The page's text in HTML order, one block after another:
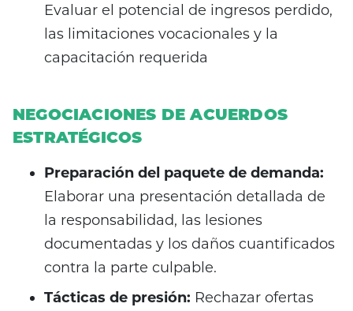
Evaluar el potencial de ingresos perdido,
las limitaciones vocacionales y la
capacitación requerida
NEGOCIACIONES DE ACUERDOS
ESTRATÉGICOS
Preparación del paquete de demanda:
Elaborar una presentación detallada de
la responsabilidad, las lesiones
documentadas y los daños cuantificados
contra la parte culpable.
Tácticas de presión: Rechazar ofertas